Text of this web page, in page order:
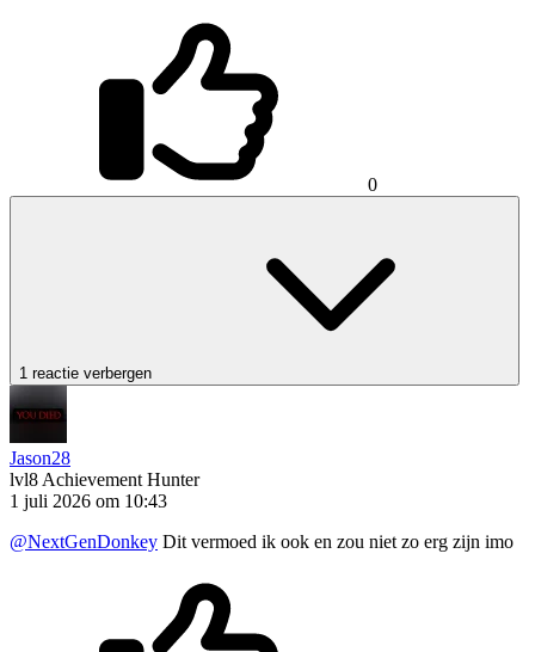
0
1 reactie verbergen
Jason28
lvl8 Achievement Hunter
1 juli 2026 om 10:43
@NextGenDonkey Dit vermoed ik ook en zou niet zo erg zijn imo